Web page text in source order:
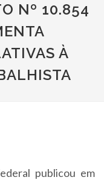
Nº 10.854
À
publicou em